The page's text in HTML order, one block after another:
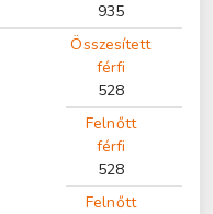
935
Összesített
férfi
528
Felnőtt
férfi
528
Felnőtt